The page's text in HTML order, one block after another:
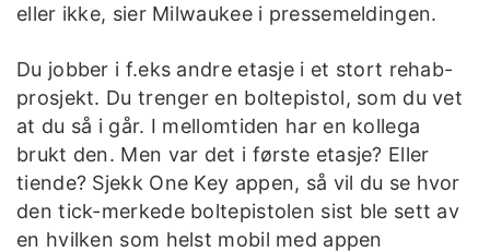
eller ikke, sier Milwaukee i pressemeldingen.
Du jobber i f.eks andre etasje i et stort rehab-
prosjekt. Du trenger en boltepistol, som du vet
at du så i går. I mellomtiden har en kollega
brukt den. Men var det i første etasje? Eller
tiende? Sjekk One Key appen, så vil du se hvor
den tick-merkede boltepistolen sist ble sett av
en hvilken som helst mobil med appen